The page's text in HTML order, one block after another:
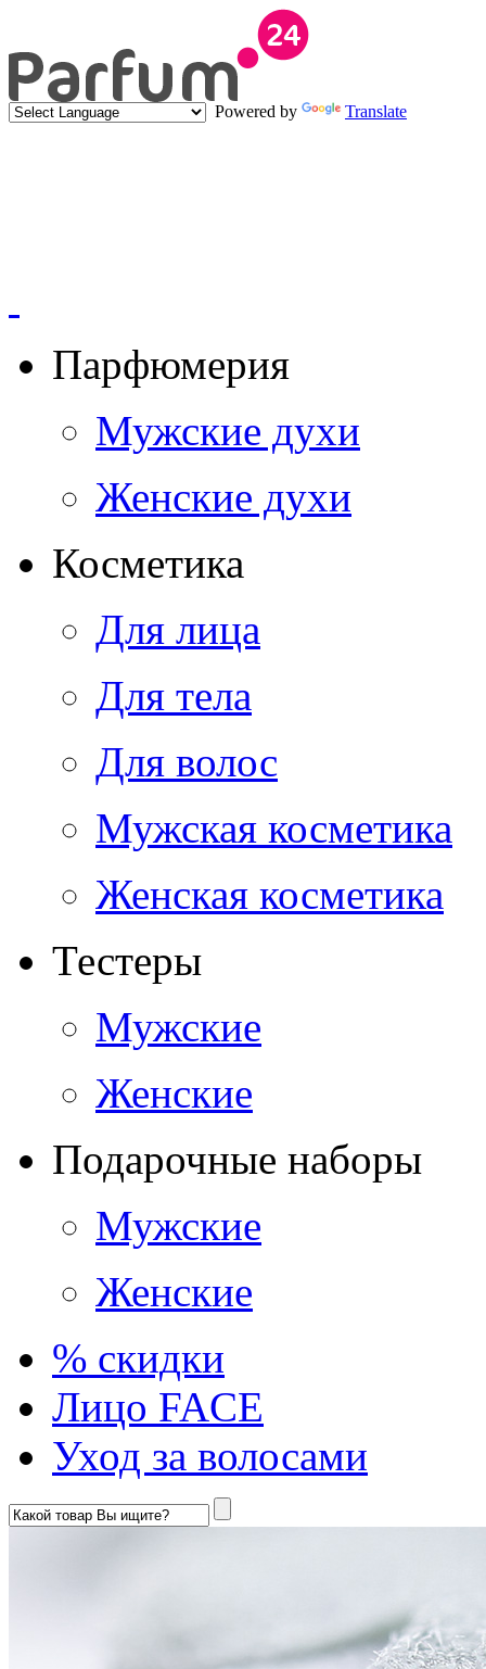
Powered by Translate
Парфюмерия
Мужские духи
Женские духи
Косметика
Для лица
Для тела
Для волос
Мужская косметика
Женская косметика
Тестеры
Мужские
Женские
Подарочные наборы
Мужские
Женские
% скидки
Лицо FACE
Уход за волосами